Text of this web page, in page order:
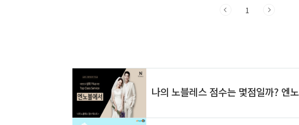
인가? 왜 중요한가?ETF 괴리율은 ETF의 시장 가격(Market Price)과 ETF가 보유한
1